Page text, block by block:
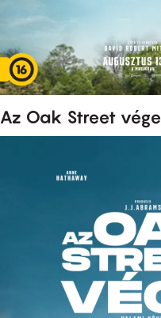
Az Oak Street vége